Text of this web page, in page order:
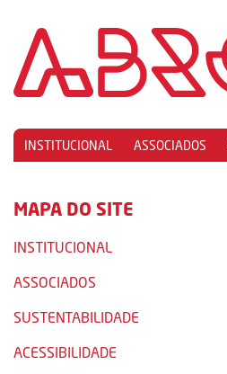
INSTITUCIONAL ASSOCIADOS
MAPA DO SITE
INSTITUCIONAL
ASSOCIADOS
SUSTENTABILIDADE
ACESSIBILIDADE